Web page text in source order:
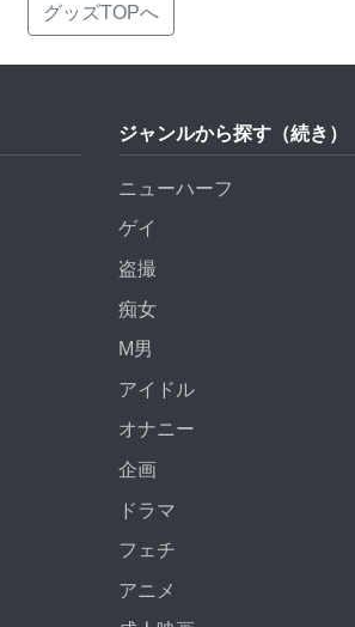
グッズTOPへ
ジャンルから探す（続き）
ニューハーフ
ゲイ
盗撮
痴女
M男
アイドル
オナニー
企画
ドラマ
フェチ
アニメ